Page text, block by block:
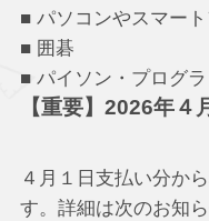
■ パソコンやスマー
■ 囲碁
■ パイソン・プログ
【重要】2026年４
４月１日支払い分か
す。詳細は次のお知